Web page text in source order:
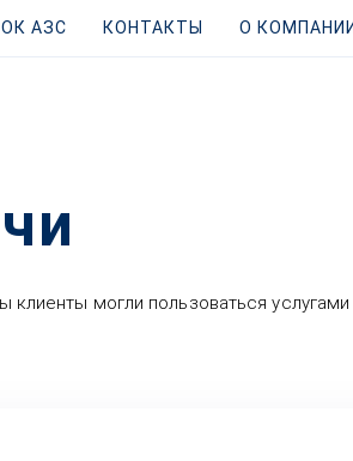
АЗС КОНТАКТЫ О КОМПАНИИ
клиенты могли пользоваться услугами